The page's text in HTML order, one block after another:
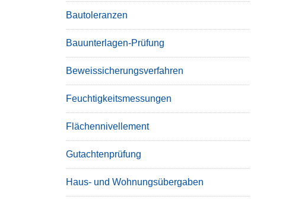
Bautoleranzen
Bauunterlagen-Prüfung
Beweissicherungsverfahren
Feuchtigkeitsmessungen
Flächennivellement
Gutachtenprüfung
Haus- und Wohnungsübergaben